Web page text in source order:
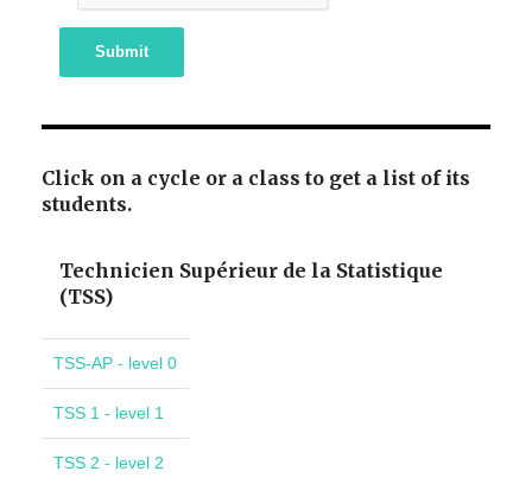
Submit
Click on a cycle or a class to get a list of its
students.
Technicien Supérieur de la Statistique
(TSS)
TSS-AP - level 0
TSS 1 - level 1
TSS 2 - level 2